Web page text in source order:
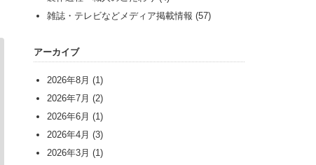
雑誌・テレビなどメディア掲載情報 (57)
アーカイブ
2026年8月 (1)
2026年7月 (2)
2026年6月 (1)
2026年4月 (3)
2026年3月 (1)